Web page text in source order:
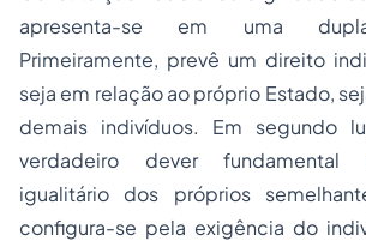
apresenta-se em uma
Primeiramente, prevê um direito
seja em relação ao próprio Estado,
demais indivíduos. Em segundo
verdadeiro dever fundamental
igualitário dos próprios
configura-se pela exigência do